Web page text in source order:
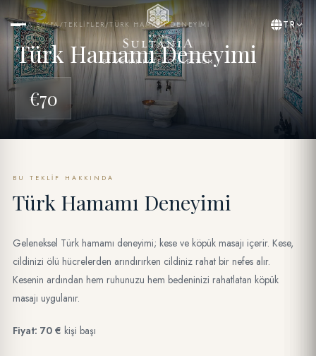
BY YASMAK HOTEL COLLECTION
TR
ANA SAYFA/TEKLIFLER/TÜRK HAMAMI DENEYIMI
Türk Hamamı Deneyimi
€70
BU TEKLIF HAKKINDA
Türk Hamamı Deneyimi
Geleneksel Türk hamamı deneyimi; kese ve köpük masajı içerir. Kese,
cildinizi ölü hücrelerden arındırırken cildiniz rahat bir nefes alır.
Kesenin ardından hem ruhunuzu hem bedeninizi rahatlatan köpük
masajı uygulanır.
Fiyat: 70 € kişi başı